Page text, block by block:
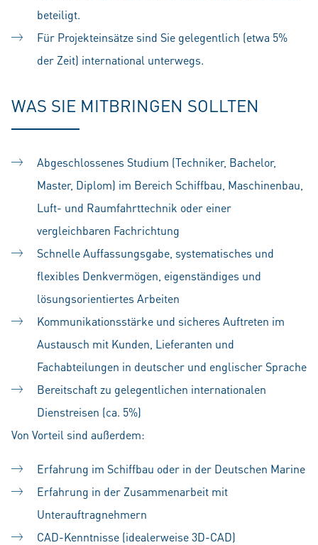
beteiligt.
Für Projekteinsätze sind Sie gelegentlich (etwa 5%
der Zeit) international unterwegs.
WAS SIE MITBRINGEN SOLLTEN
Abgeschlossenes Studium (Techniker, Bachelor,
Master, Diplom) im Bereich Schiffbau, Maschinenbau,
Luft- und Raumfahrttechnik oder einer
vergleichbaren Fachrichtung
Schnelle Auffassungsgabe, systematisches und
flexibles Denkvermögen, eigenständiges und
lösungsorientiertes Arbeiten
Kommunikationsstärke und sicheres Auftreten im
Austausch mit Kunden, Lieferanten und
Fachabteilungen in deutscher und englischer Sprache
Bereitschaft zu gelegentlichen internationalen
Dienstreisen (ca. 5%)
Von Vorteil sind außerdem:
Erfahrung im Schiffbau oder in der Deutschen Marine
Erfahrung in der Zusammenarbeit mit
Unterauftragnehmern
CAD-Kenntnisse (idealerweise 3D-CAD)